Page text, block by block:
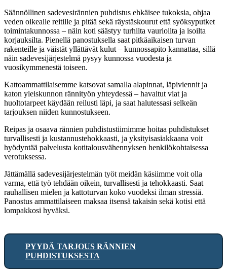
Säännöllinen sadevesirännien puhdistus ehkäisee tukoksia, ohjaa
veden oikealle reitille ja pitää sekä räystäskourut että syöksyputket
toimintakunnossa – näin koti säästyy turhilta vaurioilta ja isoilta
korjauksilta. Pienellä panostuksella saat pitkäaikaisen turvan
rakenteille ja väistät yllättävät kulut – kunnossapito kannattaa, sillä
näin sadevesijärjestelmä pysyy kunnossa vuodesta ja
vuosikymmenestä toiseen.
Kattoammattilaisemme katsovat samalla alapinnat, läpiviennit ja
katon yleiskunnon rännityön yhteydessä – havaitut viat ja
huoltotarpeet käydään reilusti läpi, ja saat halutessasi selkeän
tarjouksen niiden kunnostukseen.
Reipas ja osaava rännien puhdistustiimimme hoitaa puhdistukset
turvallisesti ja kustannustehokkaasti, ja yksityisasiakkaana voit
hyödyntää palvelusta kotitalousvähennyksen henkilökohtaisessa
verotuksessa.
Jättämällä sadevesijärjestelmän työt meidän käsiimme voit olla
varma, että työ tehdään oikein, turvallisesti ja tehokkaasti. Saat
rauhallisen mielen ja kattoturvan koko vuodeksi ilman stressiä.
Panostus ammattilaiseen maksaa itsensä takaisin sekä kotisi että
lompakkosi hyväksi.
PYYDÄ TARJOUS RÄNNIEN
PUHDISTUKSESTA